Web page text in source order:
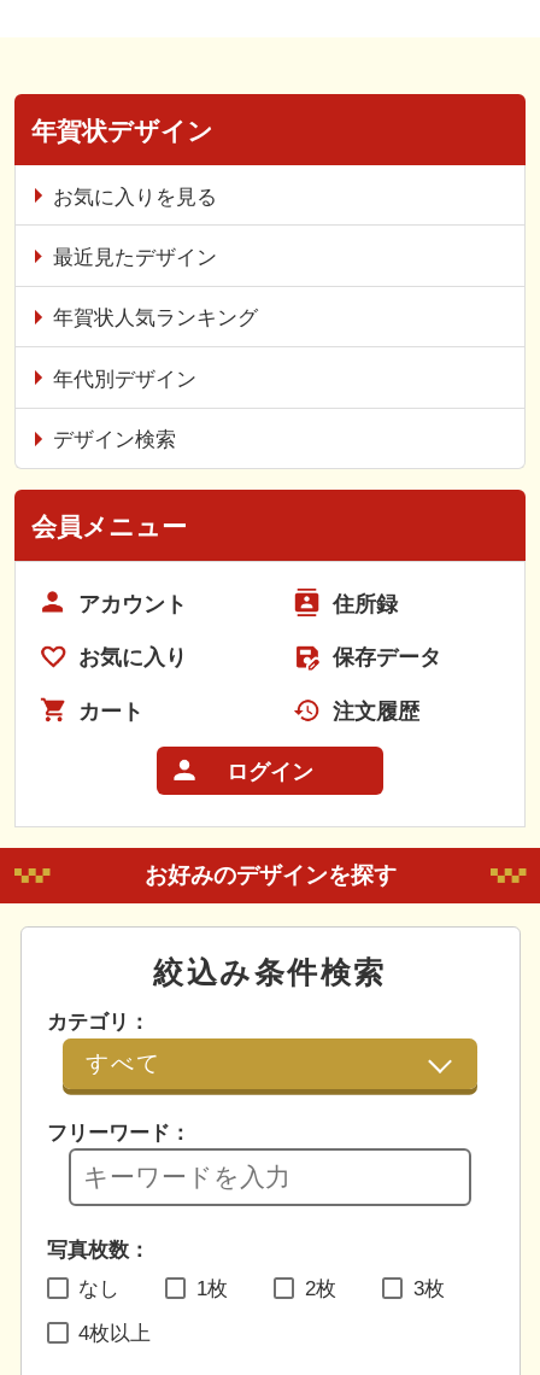
年賀状デザイン
お気に入りを見る
最近見たデザイン
年賀状人気ランキング
年代別デザイン
デザイン検索
会員メニュー
アカウント 住所録
お気に入り 保存データ
カート 注文履歴
ログイン
お好みのデザインを探す
絞込み条件検索
カテゴリ：
フリーワード：
写真枚数：
なし
1枚 2枚 3枚
4枚以上